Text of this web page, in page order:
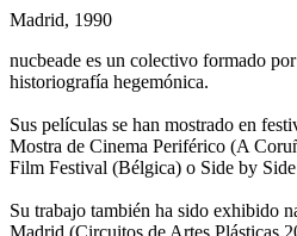
Madrid, 1990
nucbeade es un colectivo formado
historiografía hegemónica.
Sus películas se han mostrado en
Mostra de Cinema Periférico (A
Film Festival (Bélgica) o Side by
Su trabajo también ha sido exhibido
Madrid (Circuitos de Artes Plásticas